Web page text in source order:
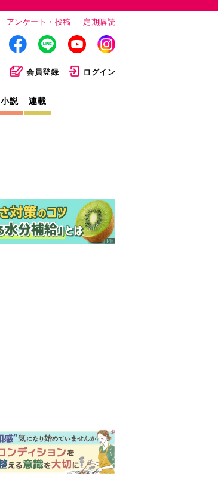
アンケート・投稿 定期購読
会員登録 ログイン
小説 連載